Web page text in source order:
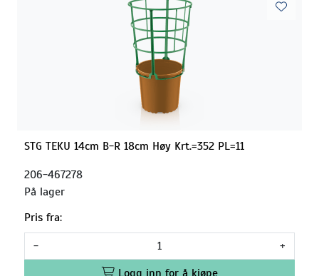
STG TEKU 14cm B-R 18cm Høy Krt.=352 PL=11
206-467278
På lager
Pris fra:
-
+
Logg inn for å kjøpe